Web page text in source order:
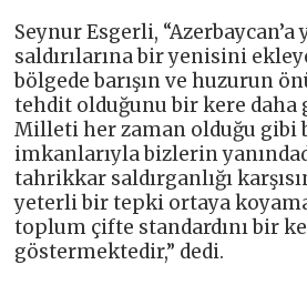
Seynur Esgerli,
saldırılarına bir yenisini
bölgede barışın ve huzurun
tehdit olduğunu bir kere
Milleti her zaman olduğu gibi
imkanlarıyla bizlerin
tahrikkar saldırganlığı
yeterli bir tepki ortaya
toplum çifte standardını bir
göstermektedir,” dedi.